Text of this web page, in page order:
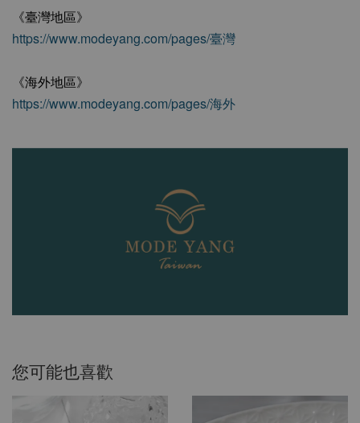
《臺灣地區》
https://www.modeyang.com/pages/臺灣
《海外地區》
https://www.modeyang.com/pages/海外
您可能也喜歡